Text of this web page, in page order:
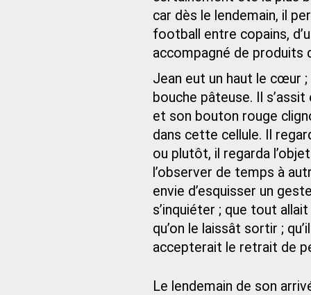
car dès le lendemain, il
football entre copains,
accompagné de produits
Jean eut un haut le cœur
bouche pâteuse. Il
et son bouton rouge
dans cette cellule. Il
ou plutôt, il regarda
l’observer de temps à
envie d’esquisser un
s’inquiéter ; que tout
qu’on le laissât sortir ;
accepterait le retrait de
Le lendemain de son